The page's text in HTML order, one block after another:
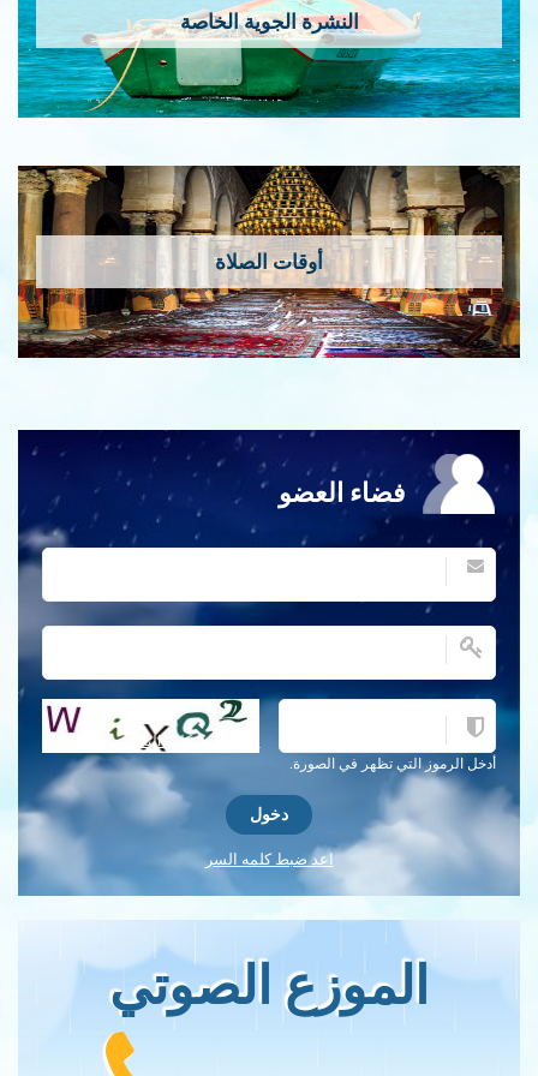
النشرة الجوية الخاصة
أوقات الصلاة
فضاء العضو
أدخل الرموز التي تظهر في الصورة.
احصل على كلمة التحقق جديدة!
اعد ضبط كلمه السر
الموزع الصوتي